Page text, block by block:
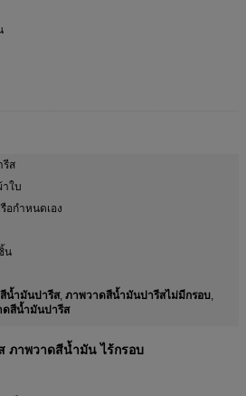
รีส
ใบ
อกำหนดเอง
น
น้ำมันปารีส, ภาพวาดสีน้ำมันปารีสไม่มีกรอบ,
สีน้ำมันปารีส
ภาพวาดสีน้ำมัน ไร้กรอบ